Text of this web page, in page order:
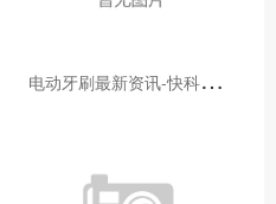
电
动牙刷最新资讯-快科技--科技改变未来